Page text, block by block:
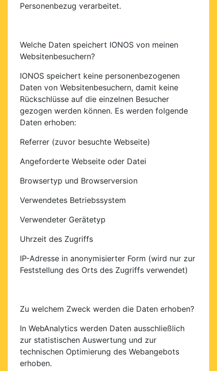
Personenbezug verarbeitet.
Welche Daten speichert IONOS von meinen
Websitenbesuchern?
IONOS speichert keine personenbezogenen
Daten von Websitenbesuchern, damit keine
Rückschlüsse auf die einzelnen Besucher
gezogen werden können. Es werden folgende
Daten erhoben:
Referrer (zuvor besuchte Webseite)
Angeforderte Webseite oder Datei
Browsertyp und Browserversion
Verwendetes Betriebssystem
Verwendeter Gerätetyp
Uhrzeit des Zugriffs
IP-Adresse in anonymisierter Form (wird nur zur
Feststellung des Orts des Zugriffs verwendet)
Zu welchem Zweck werden die Daten erhoben?
In WebAnalytics werden Daten ausschließlich
zur statistischen Auswertung und zur
technischen Optimierung des Webangebots
erhoben.